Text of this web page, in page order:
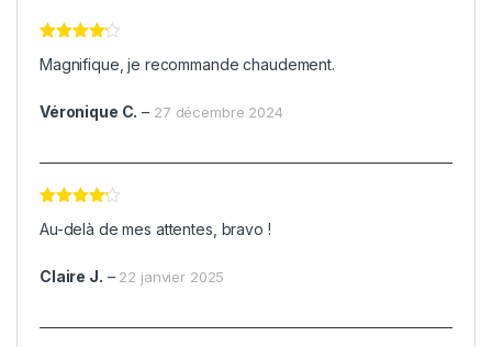
sur 5
Magnifique, je recommande chaudement.
Véronique C. – 27 décembre 2024
sur 5
Au-delà de mes attentes, bravo !
Claire J. – 22 janvier 2025